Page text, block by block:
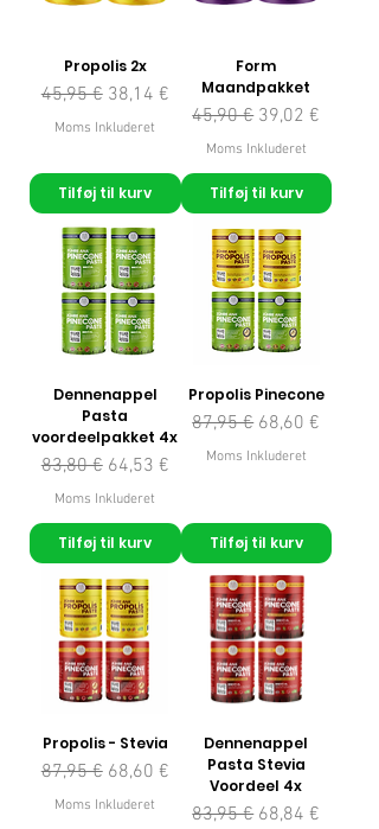
Propolis 2x
Regulær pris
45,95 € Salgspris
38,14 €
Moms Inkluderet
Tilføj til kurv
Form
Maandpakket
Regulær pris
45,90 € Salgspris
39,02 €
Moms Inkluderet
Tilføj til kurv
Dennenappel
Pasta
voordeelpakket 4x
Regulær pris
83,80 € Salgspris
64,53 €
Moms Inkluderet
Tilføj til kurv
Propolis Pinecone
Regulær pris
87,95 € Salgspris
68,60 €
Moms Inkluderet
Tilføj til kurv
Propolis - Stevia
Regulær pris
87,95 € Salgspris
68,60 €
Moms Inkluderet
Dennenappel
Pasta Stevia
Voordeel 4x
Regulær pris
83,95 € Salgspris
68,84 €